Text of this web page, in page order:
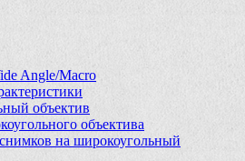
Angle/Macro
объектив
объектива
на широкоугольный